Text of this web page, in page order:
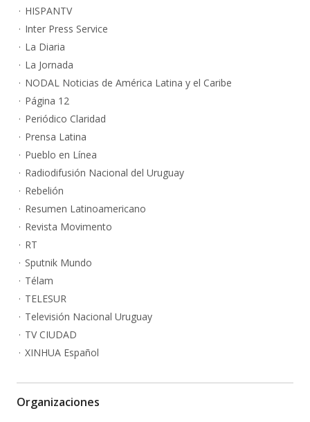
HISPANTV
Inter Press Service
La Diaria
La Jornada
NODAL Noticias de América Latina y el Caribe
Página 12
Periódico Claridad
Prensa Latina
Pueblo en Línea
Radiodifusión Nacional del Uruguay
Rebelión
Resumen Latinoamericano
Revista Movimento
RT
Sputnik Mundo
Télam
TELESUR
Televisión Nacional Uruguay
TV CIUDAD
XINHUA Español
Organizaciones